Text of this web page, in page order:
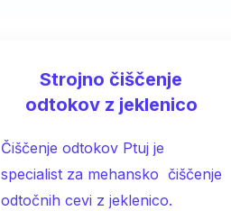
Strojno čiščenje
odtokov z jeklenico
Čiščenje odtokov Ptuj je
specialist za mehansko čiščenje
odtočnih cevi z jeklenico.